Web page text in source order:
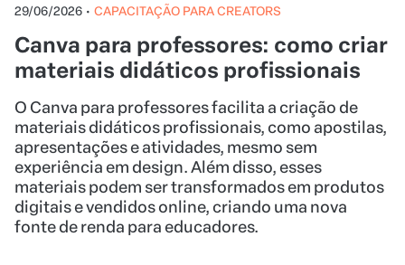
experiência em design. Além disso, esses
digitais e vendidos online, criando uma nova
fonte de renda para educadores.